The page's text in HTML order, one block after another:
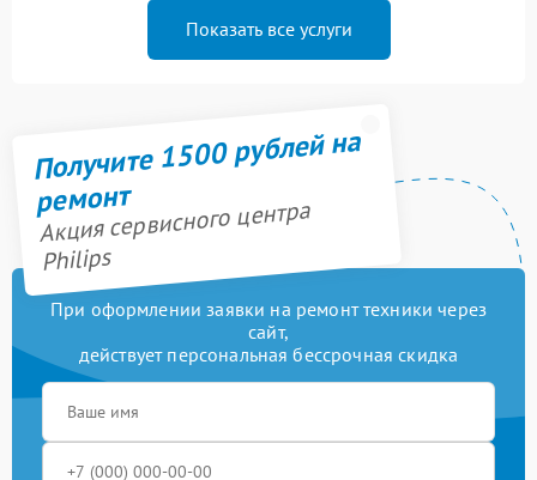
Показать все услуги
Получите 1500 рублей на
ремонт
Акция сервисного центра
Philips
При оформлении заявки на ремонт техники через
сайт,
действует персональная бессрочная скидка